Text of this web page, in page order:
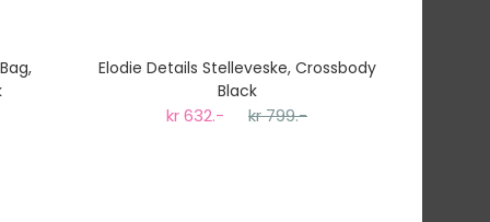
Elodie Details Stelleveske, Crossbody
Black
kr 632.- kr 799.-